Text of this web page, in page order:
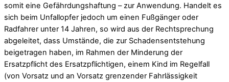
somit eine Gefährdungshaftung – zur Anwendung. Handelt es
sich beim Unfallopfer jedoch um einen Fußgänger oder
Radfahrer unter 14 Jahren, so wird aus der Rechtsprechung
abgeleitet, dass Umstände, die zur Schadensentstehung
beigetragen haben, im Rahmen der Minderung der
Ersatzpflicht des Ersatzpflichtigen, einem Kind im Regelfall
(von Vorsatz und an Vorsatz grenzender Fahrlässigkeit